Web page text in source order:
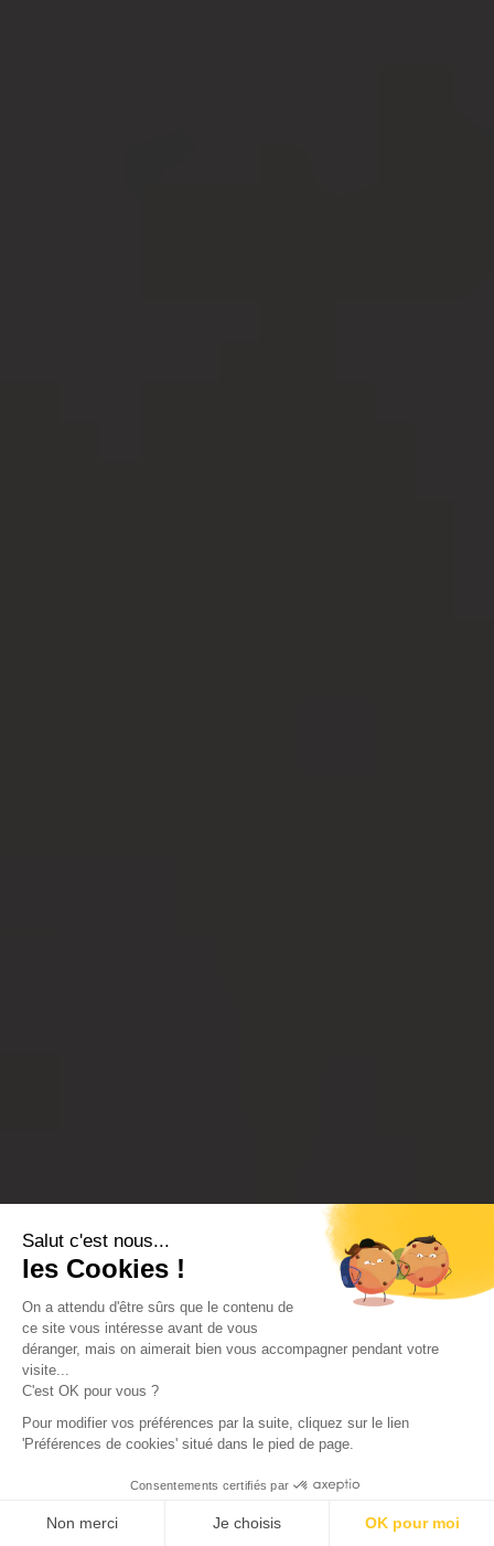
Salut c'est nous...
les Cookies !
On a attendu d'être sûrs que le contenu de
ce site vous intéresse avant de vous
déranger, mais on aimerait bien vous accompagner pendant votre
visite...
C'est OK pour vous ?
Pour modifier vos préférences par la suite, cliquez sur le lien
'Préférences de cookies' situé dans le pied de page.
Consentements certifiés par
Non merci Je choisis OK pour moi